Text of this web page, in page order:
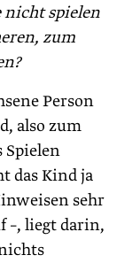
nicht spielen
zum
Person
also zum
das Kind ja
sehr
–, liegt darin,